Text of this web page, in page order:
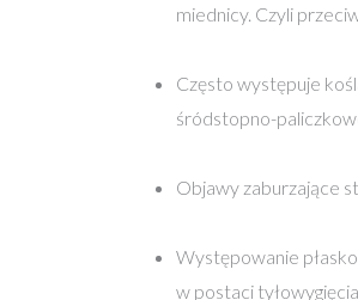
miednicy. Czyli
Często występuje
śródstopno-
Objawy zaburzające
Występowanie
w postaci